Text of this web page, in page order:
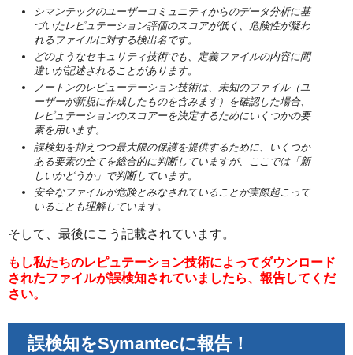
シマンテックのユーザーコミュニティからのデータ分析に基
づいたレピュテーション評価のスコアが低く、危険性が疑わ
れるファイルに対する検出名です。
どのようなセキュリティ技術でも、定義ファイルの内容に間
違いが記述されることがあります。
ノートンのレピューテーション技術は、未知のファイル（ユ
ーザーが新規に作成したものを含みます）を確認した場合、
レピュテーションのスコアーを決定するためにいくつかの要
素を用います。
誤検知を抑えつつ最大限の保護を提供するために、いくつか
ある要素の全てを総合的に判断していますが、ここでは「新
しいかどうか」で判断しています。
安全なファイルが危険とみなされていることが実際起こって
いることも理解しています。
そして、最後にこう記載されています。
もし私たちのレピュテーション技術によってダウンロード
されたファイルが誤検知されていましたら、報告してくだ
さい。
誤検知をSymantecに報告！